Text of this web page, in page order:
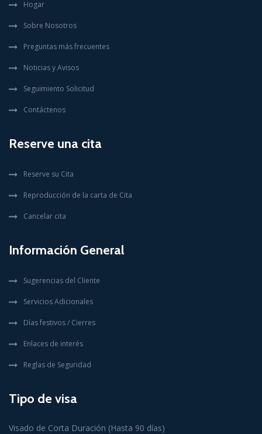
Hogar
Sobre Nosotros
Preguntas más frecuentes
Noticias y Avisos
Seguimiento Solicitud
Contáctenos
Reserve una cita
Reserve su Cita
Reproducción de la carta de Cita
Cancelar cita
Información General
Sugerencias del Cliente
Servicios Adicionales
Días festivos / Cierres
Enlaces de interés
Reglas de Seguridad
Tipo de visa
Visado de Corta Duración (Hasta 90 días)